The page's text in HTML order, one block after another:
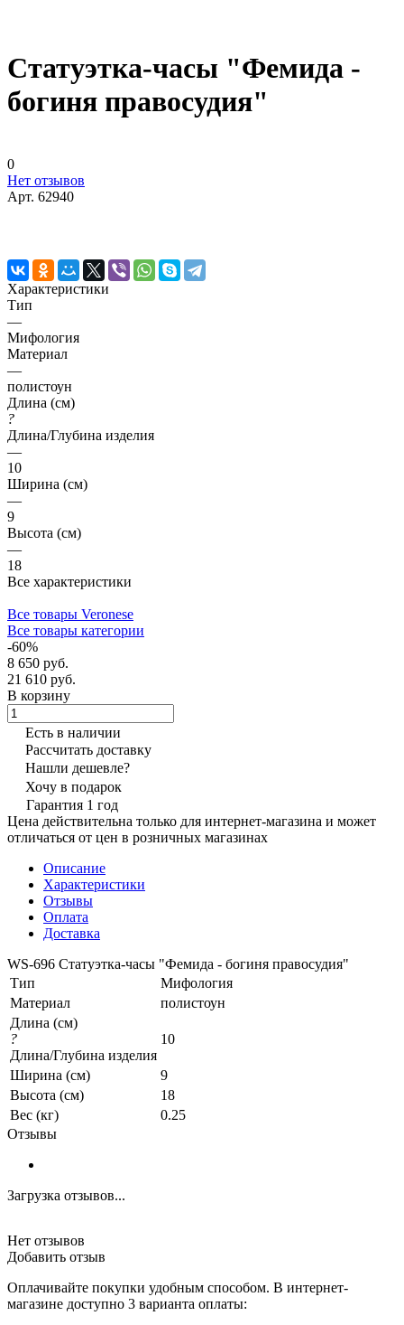
Статуэтка-часы "Фемида -
богиня правосудия"
0
Нет отзывов
Арт. 62940
Характеристики
Тип
—
Мифология
Материал
—
полистоун
Длина (см)
?
Длина/Глубина изделия
—
10
Ширина (см)
—
9
Высота (см)
—
18
Все характеристики
Все товары Veronese
Все товары категории
-60%
8 650 руб.
21 610 руб.
В корзину
Есть в наличии
Рассчитать доставку
Нашли дешевле?
Хочу в подарок
Гарантия 1 год
Цена действительна только для интернет-магазина и может
отличаться от цен в розничных магазинах
Описание
Характеристики
Отзывы
Оплата
Доставка
WS-696 Статуэтка-часы "Фемида - богиня правосудия"
Тип
Мифология
Материал
полистоун
Длина (см)
?
Длина/Глубина изделия
10
Ширина (см)
9
Высота (см)
18
Вес (кг)
0.25
Отзывы
Загрузка отзывов...
Нет отзывов
Добавить отзыв
Оплачивайте покупки удобным способом. В интернет-
магазине доступно 3 варианта оплаты: